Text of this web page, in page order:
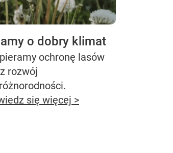
o dobry klimat
ochronę lasów
rozwój
się więcej >